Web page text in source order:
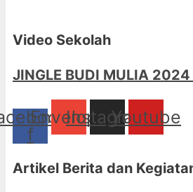
Video Sekolah
JINGLE BUDI MULIA 2024
f
Envelope
Instagram
Youtube
Artikel Berita dan